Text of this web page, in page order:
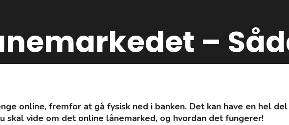
–
online, fremfor at gå fysisk ned i banken. Det kan have en hel
skal vide om det online lånemarked, og hvordan det fungerer!